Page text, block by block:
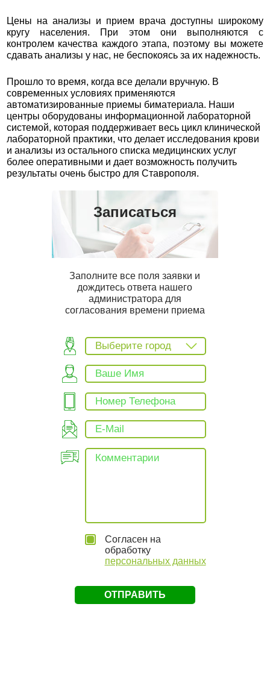
Цены на анализы и прием врача доступны широкому
кругу населения. При этом они выполняются с
контролем качества каждого этапа, поэтому вы можете
сдавать анализы у нас, не беспокоясь за их надежность.
Прошло то время, когда все делали вручную. В
современных условиях применяются
автоматизированные приемы биматериала. Наши
центры оборудованы информационной лабораторной
системой, которая поддерживает весь цикл клинической
лабораторной практики, что делает исследования крови
и анализы из остального списка медицинских услуг
более оперативными и дает возможность получить
результаты очень быстро для Ставрополя.
Записаться
Заполните все поля заявки и
дождитесь ответа нашего
администратора для
согласования времени приема
Выберите город
Согласен на
обработку
персональных данных